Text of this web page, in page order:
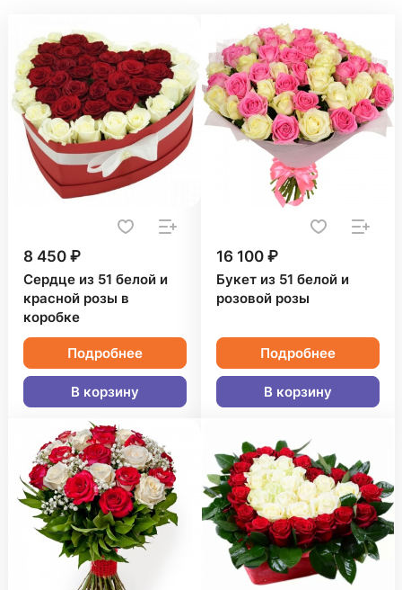
8 450 ₽
Сердце из 51 белой и
красной розы в
коробке
Подробнее
В корзину
16 100 ₽
Букет из 51 белой и
розовой розы
Подробнее
В корзину